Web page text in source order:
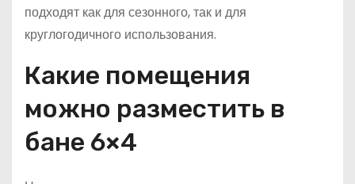
подходят как для сезонного, так и для
круглогодичного использования.
Какие помещения
можно разместить в
бане 6×4